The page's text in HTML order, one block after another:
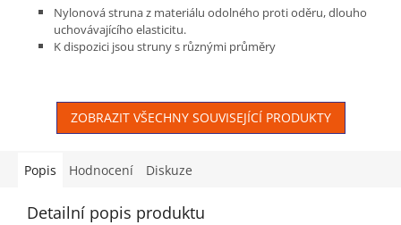
Nylonová struna z materiálu odolného proti oděru, dlouho
uchovávajícího elasticitu.
K dispozici jsou struny s různými průměry
ZOBRAZIT VŠECHNY SOUVISEJÍCÍ PRODUKTY
Popis Hodnocení Diskuze
Detailní popis produktu